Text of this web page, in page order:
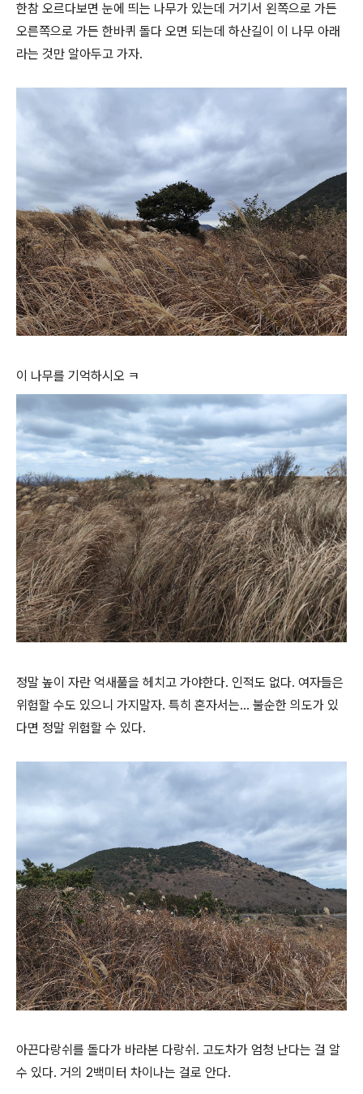
한참 오르다보면 눈에 띄는 나무가 있는데 거기서 왼쪽으로 가든
오른쪽으로 가든 한바퀴 돌다 오면 되는데 하산길이 이 나무 아래
라는 것만 알아두고 가자.
이 나무를 기억하시오 ㅋ
정말 높이 자란 억새풀을 헤치고 가야한다. 인적도 없다. 여자들은
위험할 수도 있으니 가지말자. 특히 혼자서는... 불순한 의도가 있
다면 정말 위험할 수 있다.
아끈다랑쉬를 돌다가 바라본 다랑쉬. 고도차가 엄청 난다는 걸 알
수 있다. 거의 2백미터 차이나는 걸로 안다.